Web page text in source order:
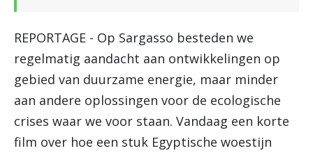
REPORTAGE - Op Sargasso besteden we
regelmatig aandacht aan ontwikkelingen op
gebied van duurzame energie, maar minder
aan andere oplossingen voor de ecologische
crises waar we voor staan. Vandaag een korte
film over hoe een stuk Egyptische woestijn